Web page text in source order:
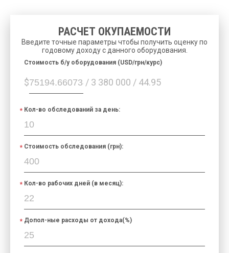
РАСЧЕТ ОКУПАЕМОСТИ
Введите точные параметры чтобы получить оценку по
годовому доходу с данного оборудования.
$ / 3 380 000 / 44.95
Cтоимость б/у оборудования (USD/грн/курс)
Кол-во обследований за день:
Стоимость обследования (грн):
Кол-во рабочих дней (в месяц):
Допол-ные расходы от дохода(%)